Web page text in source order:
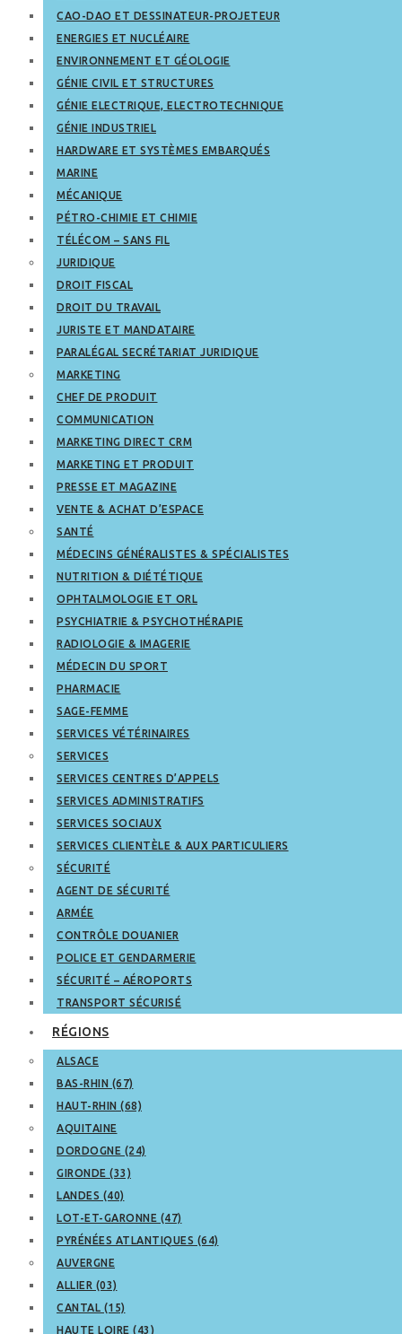
CAO-DAO ET DESSINATEUR-PROJETEUR
ENERGIES ET NUCLÉAIRE
ENVIRONNEMENT ET GÉOLOGIE
GÉNIE CIVIL ET STRUCTURES
GÉNIE ELECTRIQUE, ELECTROTECHNIQUE
GÉNIE INDUSTRIEL
HARDWARE ET SYSTÈMES EMBARQUÉS
MARINE
MÉCANIQUE
PÉTRO-CHIMIE ET CHIMIE
TÉLÉCOM – SANS FIL
JURIDIQUE
DROIT FISCAL
DROIT DU TRAVAIL
JURISTE ET MANDATAIRE
PARALÉGAL SECRÉTARIAT JURIDIQUE
MARKETING
CHEF DE PRODUIT
COMMUNICATION
MARKETING DIRECT CRM
MARKETING ET PRODUIT
PRESSE ET MAGAZINE
VENTE & ACHAT D’ESPACE
SANTÉ
MÉDECINS GÉNÉRALISTES & SPÉCIALISTES
NUTRITION & DIÉTÉTIQUE
OPHTALMOLOGIE ET ORL
PSYCHIATRIE & PSYCHOTHÉRAPIE
RADIOLOGIE & IMAGERIE
MÉDECIN DU SPORT
PHARMACIE
SAGE-FEMME
SERVICES VÉTÉRINAIRES
SERVICES
SERVICES CENTRES D’APPELS
SERVICES ADMINISTRATIFS
SERVICES SOCIAUX
SERVICES CLIENTÈLE & AUX PARTICULIERS
SÉCURITÉ
AGENT DE SÉCURITÉ
ARMÉE
CONTRÔLE DOUANIER
POLICE ET GENDARMERIE
SÉCURITÉ – AÉROPORTS
TRANSPORT SÉCURISÉ
RÉGIONS
ALSACE
BAS-RHIN (67)
HAUT-RHIN (68)
AQUITAINE
DORDOGNE (24)
GIRONDE (33)
LANDES (40)
LOT-ET-GARONNE (47)
PYRÉNÉES ATLANTIQUES (64)
AUVERGNE
ALLIER (03)
CANTAL (15)
HAUTE LOIRE (43)